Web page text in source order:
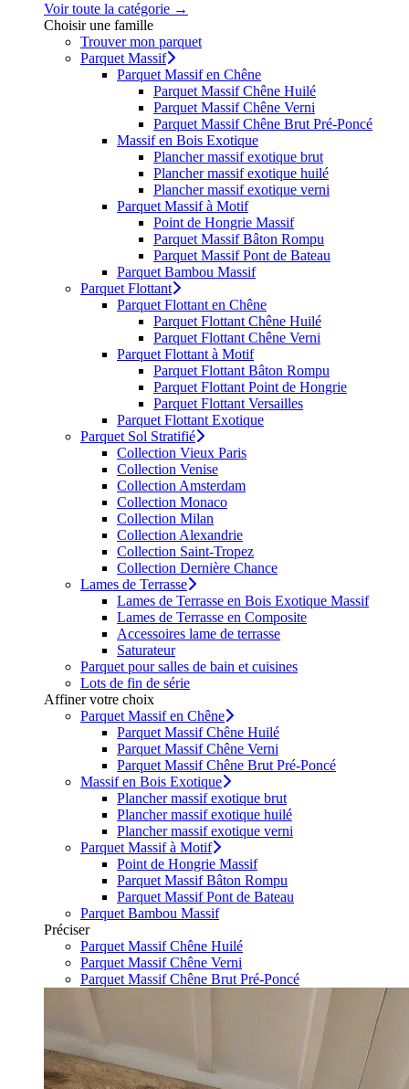
Voir toute la catégorie →
Choisir une famille
Trouver mon parquet
Parquet Massif
Parquet Massif en Chêne
Parquet Massif Chêne Huilé
Parquet Massif Chêne Verni
Parquet Massif Chêne Brut Pré-Poncé
Massif en Bois Exotique
Plancher massif exotique brut
Plancher massif exotique huilé
Plancher massif exotique verni
Parquet Massif à Motif
Point de Hongrie Massif
Parquet Massif Bâton Rompu
Parquet Massif Pont de Bateau
Parquet Bambou Massif
Parquet Flottant
Parquet Flottant en Chêne
Parquet Flottant Chêne Huilé
Parquet Flottant Chêne Verni
Parquet Flottant à Motif
Parquet Flottant Bâton Rompu
Parquet Flottant Point de Hongrie
Parquet Flottant Versailles
Parquet Flottant Exotique
Parquet Sol Stratifié
Collection Vieux Paris
Collection Venise
Collection Amsterdam
Collection Monaco
Collection Milan
Collection Alexandrie
Collection Saint-Tropez
Collection Dernière Chance
Lames de Terrasse
Lames de Terrasse en Bois Exotique Massif
Lames de Terrasse en Composite
Accessoires lame de terrasse
Saturateur
Parquet pour salles de bain et cuisines
Lots de fin de série
Affiner votre choix
Parquet Massif en Chêne
Parquet Massif Chêne Huilé
Parquet Massif Chêne Verni
Parquet Massif Chêne Brut Pré-Poncé
Massif en Bois Exotique
Plancher massif exotique brut
Plancher massif exotique huilé
Plancher massif exotique verni
Parquet Massif à Motif
Point de Hongrie Massif
Parquet Massif Bâton Rompu
Parquet Massif Pont de Bateau
Parquet Bambou Massif
Préciser
Parquet Massif Chêne Huilé
Parquet Massif Chêne Verni
Parquet Massif Chêne Brut Pré-Poncé